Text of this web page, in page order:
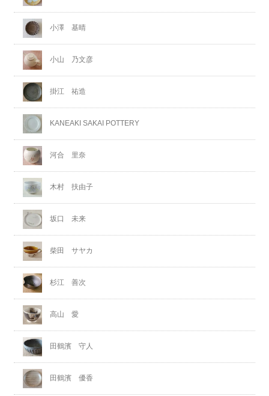
小澤 基晴
小山 乃文彦
掛江 祐造
KANEAKI SAKAI POTTERY
河合 里奈
木村 扶由子
坂口 未来
柴田 サヤカ
杉江 善次
高山 愛
田鶴濱 守人
田鶴濱 優香